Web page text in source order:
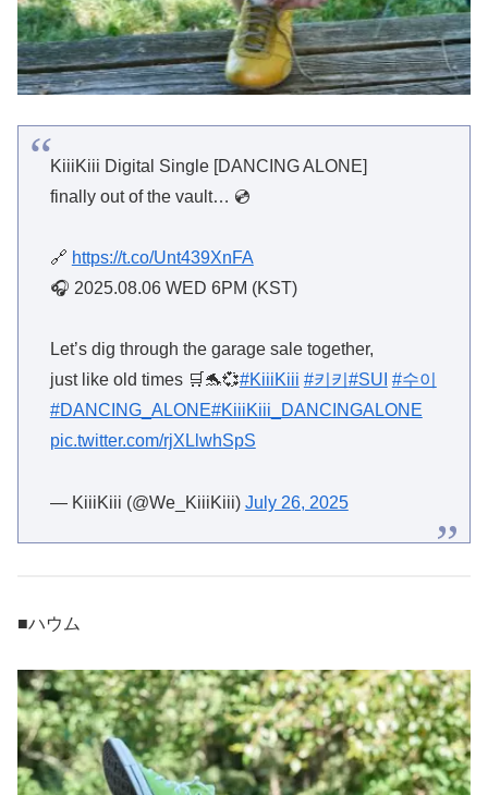
KiiiKiii Digital Single [DANCING ALONE]
finally out of the vault… 💿
🔗 https://t.co/Unt439XnFA
🎧 2025.08.06 WED 6PM (KST)
Let’s dig through the garage sale together,
just like old times 🛒🐬💞#KiiiKiii #키키 #SUI #수이
#DANCING_ALONE#KiiiKiii_DANCINGALONE
pic.twitter.com/rjXLlwhSpS
— KiiiKiii (@We_KiiiKiii) July 26, 2025
■ハウム